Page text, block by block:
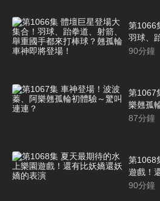
第1066
羽球、
來打棒
90分鐘
第1067
樂翹孤
87分鐘
第1068
遊戲！
90分鐘